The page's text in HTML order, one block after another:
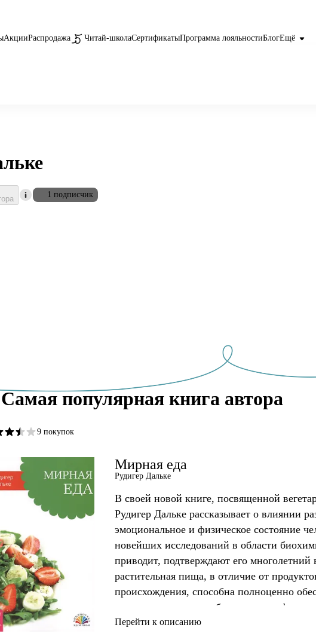
АкцииРаспродажа Читай-школаСертификатыПрограмма лояльностиБлогЕщё
1 подписчик
Самая популярная книга автора
9 покупок
Мирная еда
Рудигер Дальке
В своей новой книге, посвященной
Рудигер Дальке рассказывает о влиянии
эмоциональное и физическое состояние
новейших исследований в области
приводит, подтверждают его
растительная пища, в отличие от
происхождения, способна полноценно
организма в питании без риска для
здоровья. .Вы узнаете, как веганский
Перейти к описанию